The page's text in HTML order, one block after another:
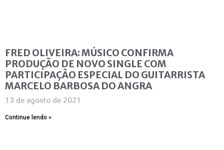
FRED OLIVEIRA: MÚSICO CONFIRMA
PRODUÇÃO DE NOVO SINGLE COM
PARTICIPAÇÃO ESPECIAL DO GUITARRISTA
MARCELO BARBOSA DO ANGRA
13 de agosto de 2021
Continue lendo »